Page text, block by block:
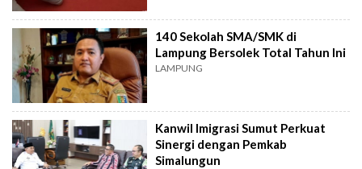
140 Sekolah SMA/SMK di
Lampung Bersolek Total Tahun Ini
LAMPUNG
Kanwil Imigrasi Sumut Perkuat
Sinergi dengan Pemkab
Simalungun